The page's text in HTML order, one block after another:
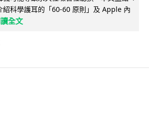
紹科學護耳的「60-60 原則」及 Apple 內
全文